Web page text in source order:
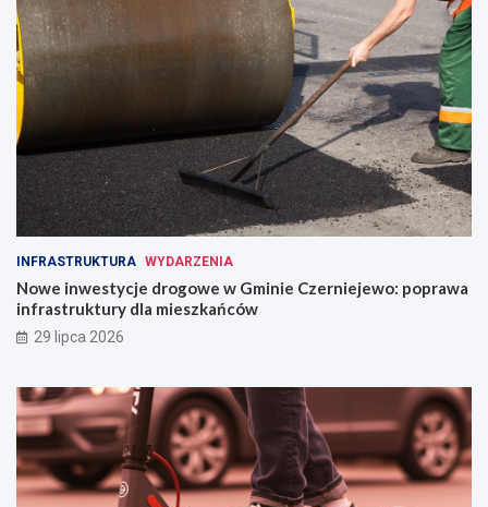
INFRASTRUKTURA WYDARZENIA
Nowe inwestycje drogowe w Gminie Czerniejewo: poprawa
infrastruktury dla mieszkańców
29 lipca 2026